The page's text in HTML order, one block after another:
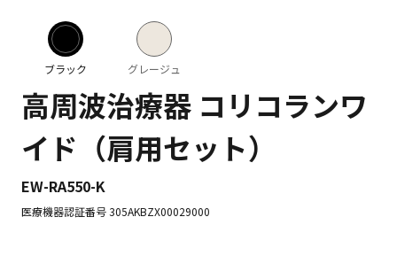
ブラック グレージュ
高周波治療器 コリコランワ
イド（肩用セット）
EW-RA550-K
医療機器認証番号 305AKBZX00029000